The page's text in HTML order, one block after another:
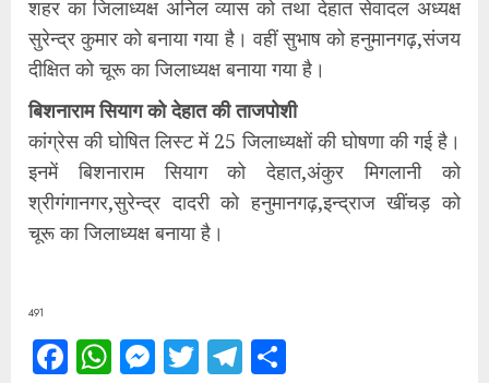
शहर का जिलाध्यक्ष अनिल व्यास को तथा देहात सेवादल अध्यक्ष
सुरेन्द्र कुमार को बनाया गया है। वहीं सुभाष को हनुमानगढ़,संजय
दीक्षित को चूरू का जिलाध्यक्ष बनाया गया है।
बिशनाराम सियाग को देहात की ताजपोशी
कांग्रेस की घोषित लिस्ट में 25 जिलाध्यक्षों की घोषणा की गई है।
इनमें बिशनाराम सियाग को देहात,अंकुर मिगलानी को
श्रीगंगानगर,सुरेन्द्र दादरी को हनुमानगढ़,इन्द्राज खींचड़ को
चूरू का जिलाध्यक्ष बनाया है।
491
Facebook
WhatsApp
Messenger
TwitterTelegram